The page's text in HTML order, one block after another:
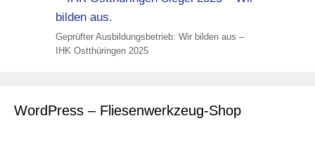
Geprüfter Ausbildungsbetrieb: Wir bilden aus –
IHK Ostthüringen 2025
WordPress – Fliesenwerkzeug-Shop